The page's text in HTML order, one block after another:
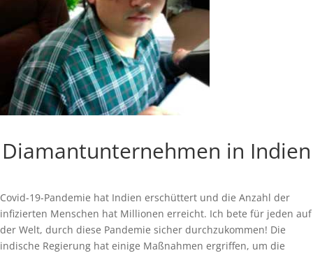
Diamantunternehmen in Indien
Covid-19-Pandemie hat Indien erschüttert und die Anzahl der
infizierten Menschen hat Millionen erreicht. Ich bete für jeden auf
der Welt, durch diese Pandemie sicher durchzukommen! Die
indische Regierung hat einige Maßnahmen ergriffen, um die